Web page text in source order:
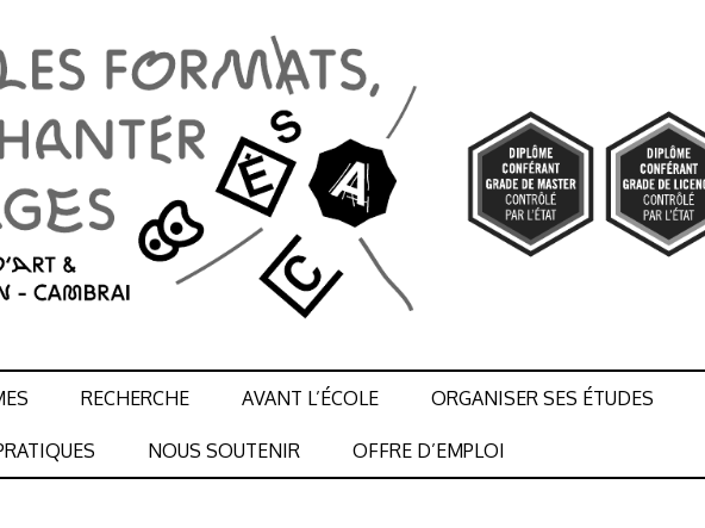
RECHERCHE AVANT L’ÉCOLE ORGANISER SES ÉTUDES
NOUS SOUTENIR OFFRE D’EMPLOI